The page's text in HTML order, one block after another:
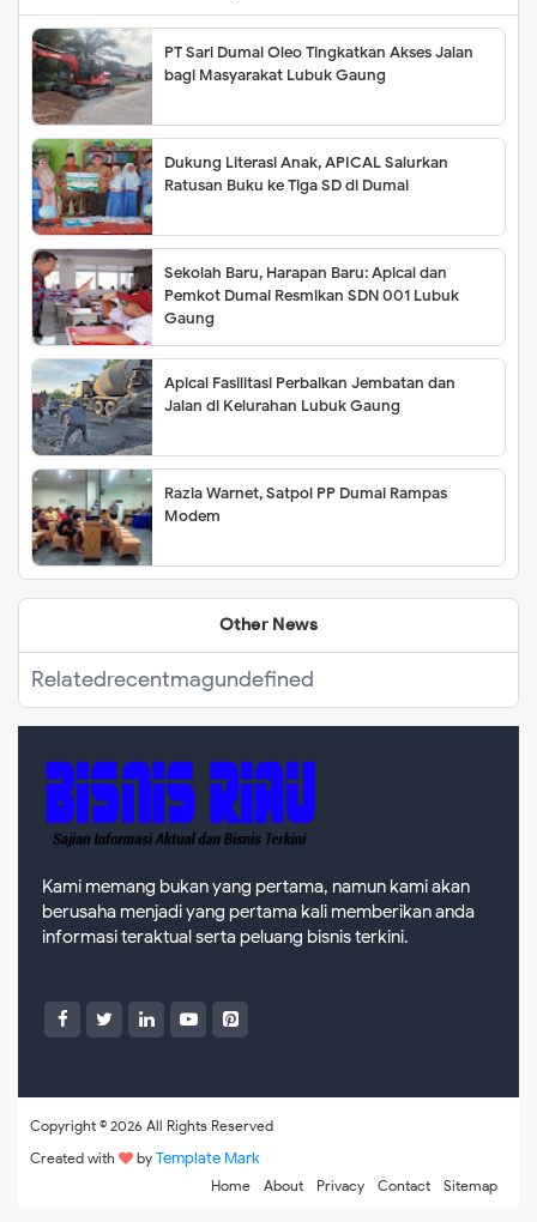
PT Sari Dumai Oleo Tingkatkan Akses Jalan
bagi Masyarakat Lubuk Gaung
Dukung Literasi Anak, APICAL Salurkan
Ratusan Buku ke Tiga SD di Dumai
Sekolah Baru, Harapan Baru: Apical dan
Pemkot Dumai Resmikan SDN 001 Lubuk
Gaung
Apical Fasilitasi Perbaikan Jembatan dan
Jalan di Kelurahan Lubuk Gaung
Razia Warnet, Satpol PP Dumai Rampas
Modem
Other News
Relatedrecentmagundefined
Kami memang bukan yang pertama, namun kami akan
berusaha menjadi yang pertama kali memberikan anda
informasi teraktual serta peluang bisnis terkini.
Copyright © 2026 All Rights Reserved
Created with
by Template Mark
Home About Privacy Contact Sitemap